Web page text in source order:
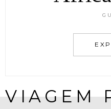
VIAGEM